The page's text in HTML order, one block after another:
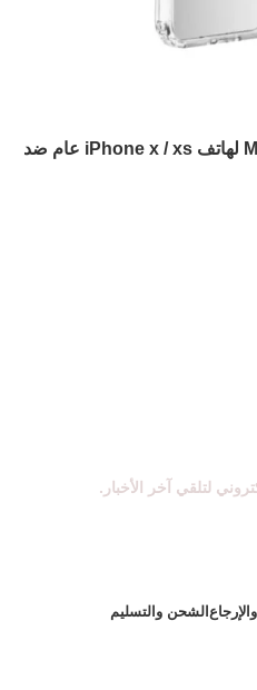
حافظة شفافة مع MagSafe لهاتف iPhone x / xs عام ضد
لتلقي آخر الأخبار.
الشحن والتسليم